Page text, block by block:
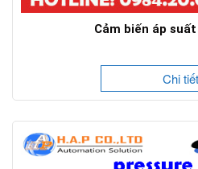
Cảm biến áp
Chi tiết